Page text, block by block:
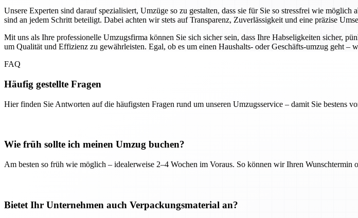
Unsere Experten sind darauf spezialisiert, Umzüge so zu gestalten, dass sie für Sie so stressfrei wie
sind an jedem Schritt beteiligt. Dabei achten wir stets auf Transparenz, Zuverlässigkeit und eine präzise
Mit uns als Ihre professionelle Umzugsfirma können Sie sich sicher sein, dass Ihre Habseligkeiten sicher,
um Qualität und Effizienz zu gewährleisten. Egal, ob es um einen Haushalts- oder Geschäfts-umzug geht –
FAQ
Häufig gestellte Fragen
Hier finden Sie Antworten auf die häufigsten Fragen rund um unseren Umzugsservice – damit Sie bestens
Wie früh sollte ich meinen Umzug buchen?
Am besten so früh wie möglich – idealerweise 2–4 Wochen im Voraus. So können wir Ihren Wunschtermin
Bietet Ihr Unternehmen auch Verpackungsmaterial an?